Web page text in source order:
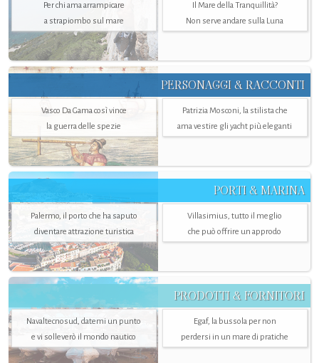
Per chi ama arrampicare
a strapiombo sul mare
Il Mare della Tranquillità?
Non serve andare sulla Luna
PERSONAGGI & RACCONTI
Vasco Da Gama così vince
la guerra delle spezie
Patrizia Mosconi, la stilista che
ama vestire gli yacht più eleganti
PORTI & MARINA
Palermo, il porto che ha saputo
diventare attrazione turistica
Villasimius, tutto il meglio
che può offrire un approdo
PRODOTTI & FORNITORI
Navaltecnosud, datemi un punto
e vi solleverò il mondo nautico
Egaf, la bussola per non
perdersi in un mare di pratiche